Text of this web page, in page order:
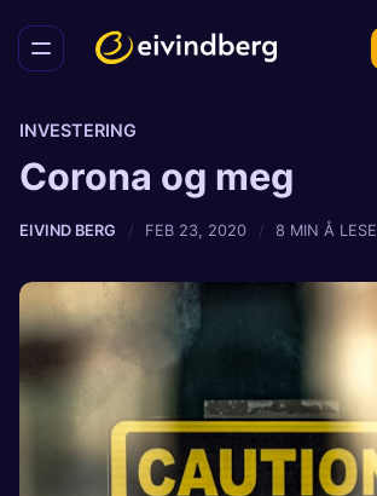
INVESTERING
Corona og meg
EIVIND BERG FEB 23, 2020 8 MIN Å LESE